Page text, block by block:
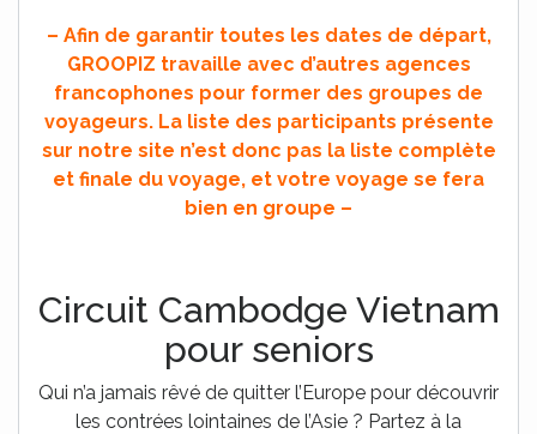
– Afin de garantir toutes les dates de départ,
GROOPIZ travaille avec d’autres agences
francophones pour former des groupes de
voyageurs. La liste des participants présente
sur notre site n’est donc pas la liste complète
et finale du voyage, et votre voyage se fera
bien en groupe –
Circuit Cambodge Vietnam
pour seniors
Qui n’a jamais rêvé de quitter l’Europe pour découvrir
les contrées lointaines de l’Asie ? Partez à la